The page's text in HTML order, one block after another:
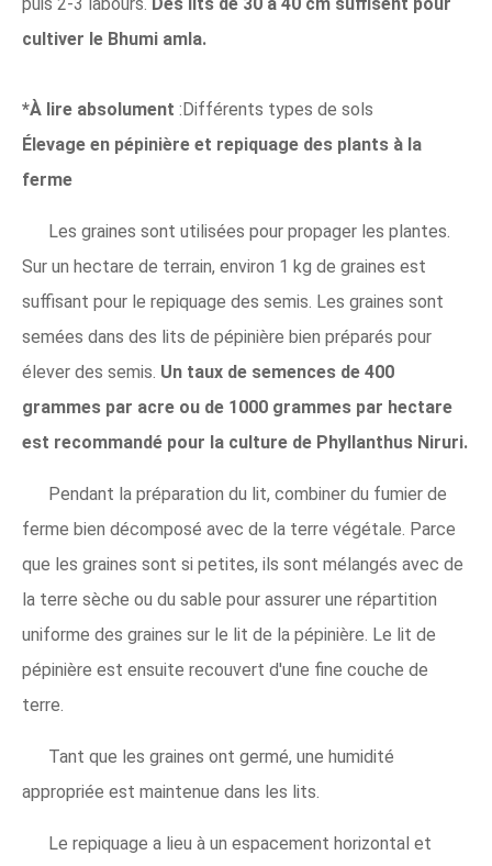
cultiver le Bhumi amla.
*À lire absolument :Différents types de sols
Élevage en pépinière et repiquage des plants à la
ferme
Les graines sont utilisées pour propager les plantes.
Sur un hectare de terrain, environ 1 kg de graines est
suffisant pour le repiquage des semis. Les graines sont
semées dans des lits de pépinière bien préparés pour
élever des semis. Un taux de semences de 400
grammes par acre ou de 1000 grammes par hectare
est recommandé pour la culture de Phyllanthus Niruri.
Pendant la préparation du lit, combiner du fumier de
ferme bien décomposé avec de la terre végétale. Parce
que les graines sont si petites, ils sont mélangés avec de
la terre sèche ou du sable pour assurer une répartition
uniforme des graines sur le lit de la pépinière. Le lit de
pépinière est ensuite recouvert d'une fine couche de
terre.
Tant que les graines ont germé, une humidité
appropriée est maintenue dans les lits.
Le repiquage a lieu à un espacement horizontal et